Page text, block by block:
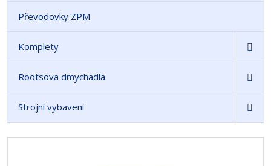
Převodovky ZPM
Komplety
Rootsova dmychadla
Strojní vybavení